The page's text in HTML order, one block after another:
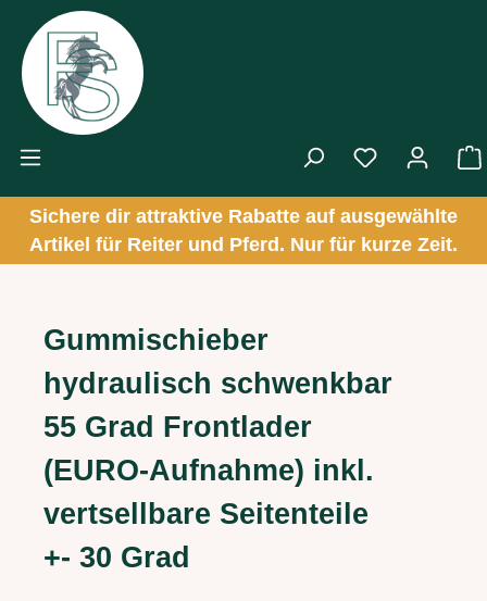
Zum Hauptinhalt springen
Sichere dir attraktive Rabatte auf ausgewählte
Artikel für Reiter und Pferd. Nur für kurze Zeit.
Gummischieber
hydraulisch schwenkbar
55 Grad Frontlader
(EURO-Aufnahme) inkl.
vertsellbare Seitenteile
+- 30 Grad